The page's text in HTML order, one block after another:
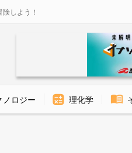
しよう！
ノロジー 理化学